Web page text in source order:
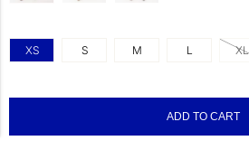
XS S M L XL
ADD TO CART